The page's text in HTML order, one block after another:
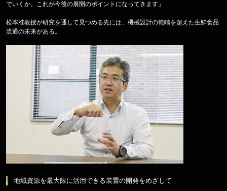
でいくか。これが今後の展開のポイントになってきます」
松本准教授が研究を通して見つめる先には、機械設計の範疇を超えた生鮮食品
流通の未来がある。
地域資源を最大限に活用できる装置の開発をめざして